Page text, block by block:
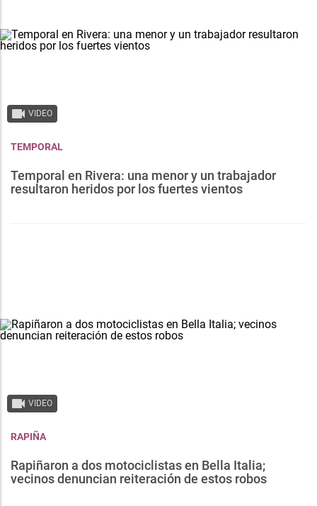
VIDEO
TEMPORAL
Temporal en Rivera: una menor y un trabajador
resultaron heridos por los fuertes vientos
VIDEO
RAPIÑA
Rapiñaron a dos motociclistas en Bella Italia;
vecinos denuncian reiteración de estos robos